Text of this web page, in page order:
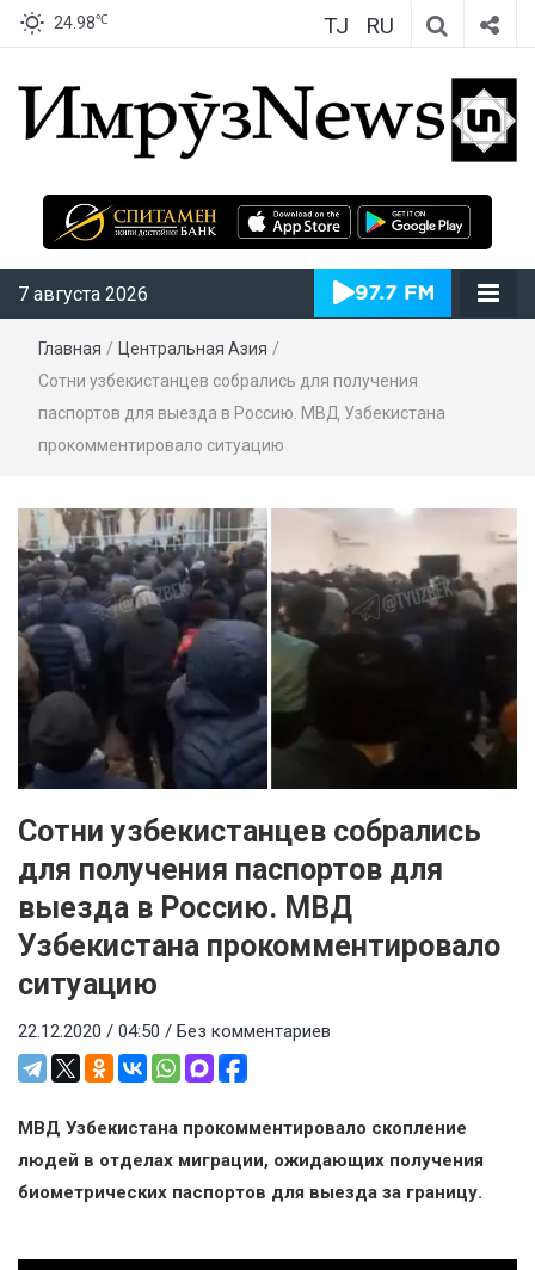
24.98℃ TJ RU
ИмрӯзNews
7 августа 2026
Главная / Центральная Азия /
Сотни узбекистанцев собрались для получения
паспортов для выезда в Россию. МВД Узбекистана
прокомментировало ситуацию
Сотни узбекистанцев собрались
для получения паспортов для
выезда в Россию. МВД
Узбекистана прокомментировало
ситуацию
22.12.2020 / 04:50 / Без комментариев
МВД Узбекистана прокомментировало скопление
людей в отделах миграции, ожидающих получения
биометрических паспортов для выезда за границу.